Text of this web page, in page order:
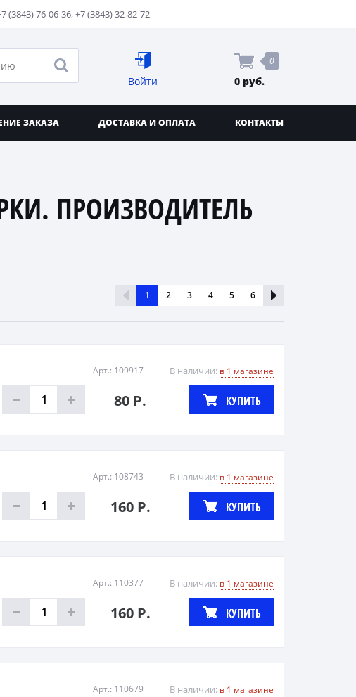
(3843) 76-06-36,+7 (3843) 32-82-72
Войти
0
0 руб.
ЗАКАЗА ДОСТАВКА И ОПЛАТА КОНТАКТЫ
ПРОИЗВОДИТЕЛЬ
1 2 3 4 5 6
Арт.: 109917 В наличии: в 1 магазине
80 Р. КУПИТЬ
Арт.: 108743 В наличии: в 1 магазине
160 Р. КУПИТЬ
Арт.: 110377 В наличии: в 1 магазине
160 Р. КУПИТЬ
Арт.: 110679 В наличии: в 1 магазине